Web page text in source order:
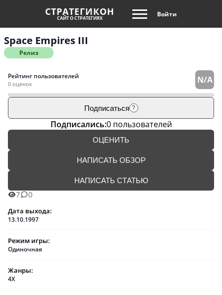
СТРАТЕГИКОН
САЙТ О СТРАТЕГИЯХ Войти
Space Empires III
Релиз
Рейтинг пользователей
0 оценок N/A
Подписаться ?
Подписались:0 пользователей
ОЦЕНИТЬ
НАПИСАТЬ ОБЗОР
НАПИСАТЬ СТАТЬЮ
7 0
Дата выхода:
13.10.1997
Режим игры:
Одиночная
Жанры:
4X